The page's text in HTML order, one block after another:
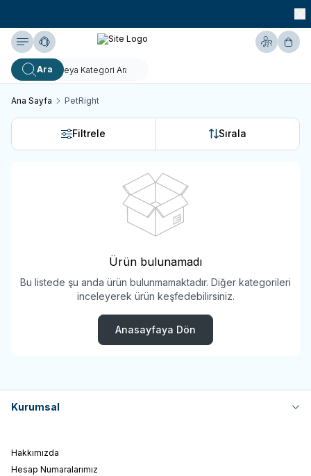
Yardım
Ara
Hesabım
Ana Sayfa PetRight
Filtrele Sırala
Ürün bulunamadı
Bu listede şu anda ürün bulunmamaktadır. Diğer kategorileri
inceleyerek ürün keşfedebilirsiniz.
Anasayfaya Dön
Kurumsal
Hakkımızda
Hesap Numaralarımız